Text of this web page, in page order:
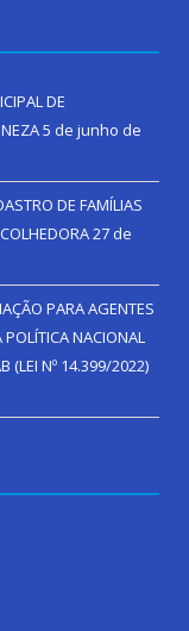
DE
5 de junho de
DE FAMÍLIAS
27 de
PARA AGENTES
NACIONAL
(LEI Nº 14.399/2022)